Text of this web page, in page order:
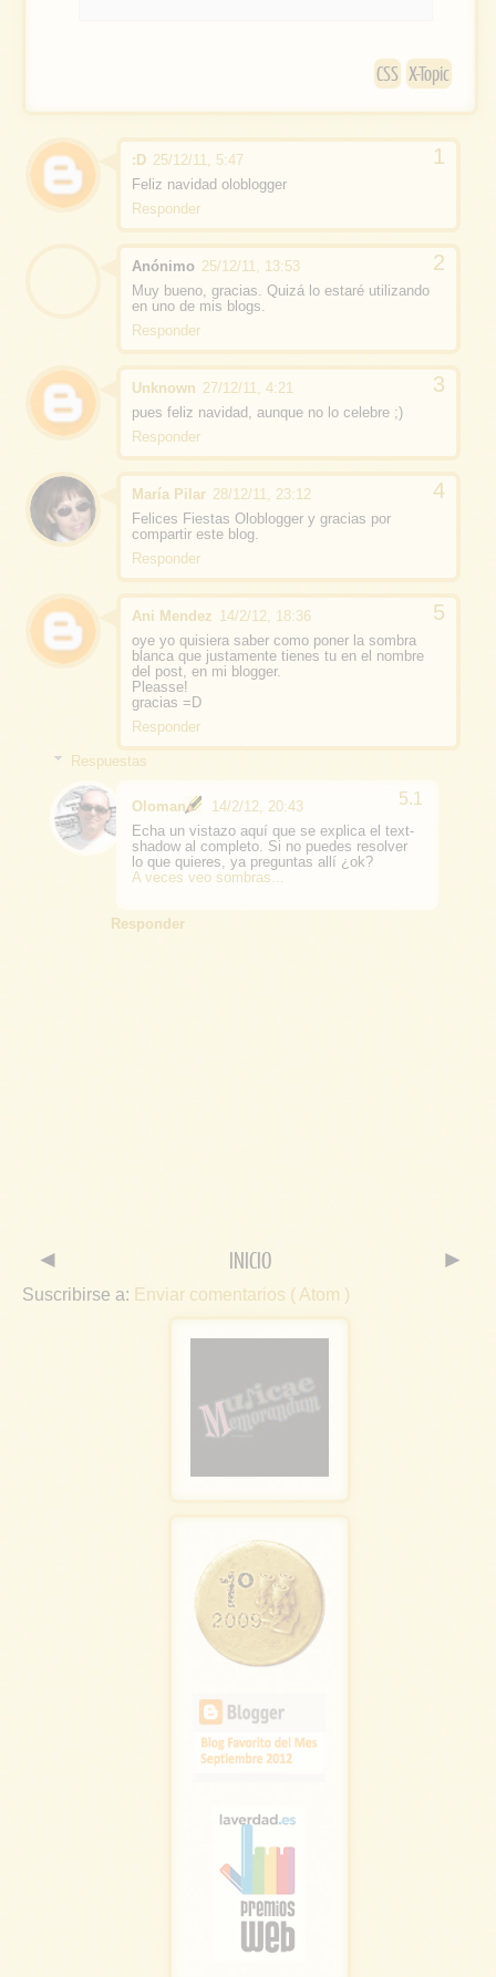
CSS X-Topic
:D 25/12/11, 5:47
Feliz navidad oloblogger
Responder
Anónimo 25/12/11, 13:53
Muy bueno, gracias. Quizá lo estaré utilizando
en uno de mis blogs.
Responder
Unknown 27/12/11, 4:21
pues feliz navidad, aunque no lo celebre ;)
Responder
María Pilar 28/12/11, 23:12
Felices Fiestas Oloblogger y gracias por
compartir este blog.
Responder
Ani Mendez 14/2/12, 18:36
oye yo quisiera saber como poner la sombra
blanca que justamente tienes tu en el nombre
del post, en mi blogger.
Pleasse!
gracias =D
Responder
Respuestas
Oloman
14/2/12, 20:43
Echa un vistazo aquí que se explica el text-
shadow al completo. Si no puedes resolver
lo que quieres, ya preguntas allí ¿ok?
A veces veo sombras...
Responder
◄ ►
INICIO
Suscribirse a: Enviar comentarios ( Atom )